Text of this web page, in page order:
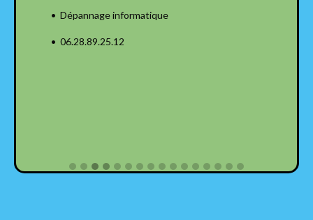
• Dépannage informatique
• 06.28.89.25.12